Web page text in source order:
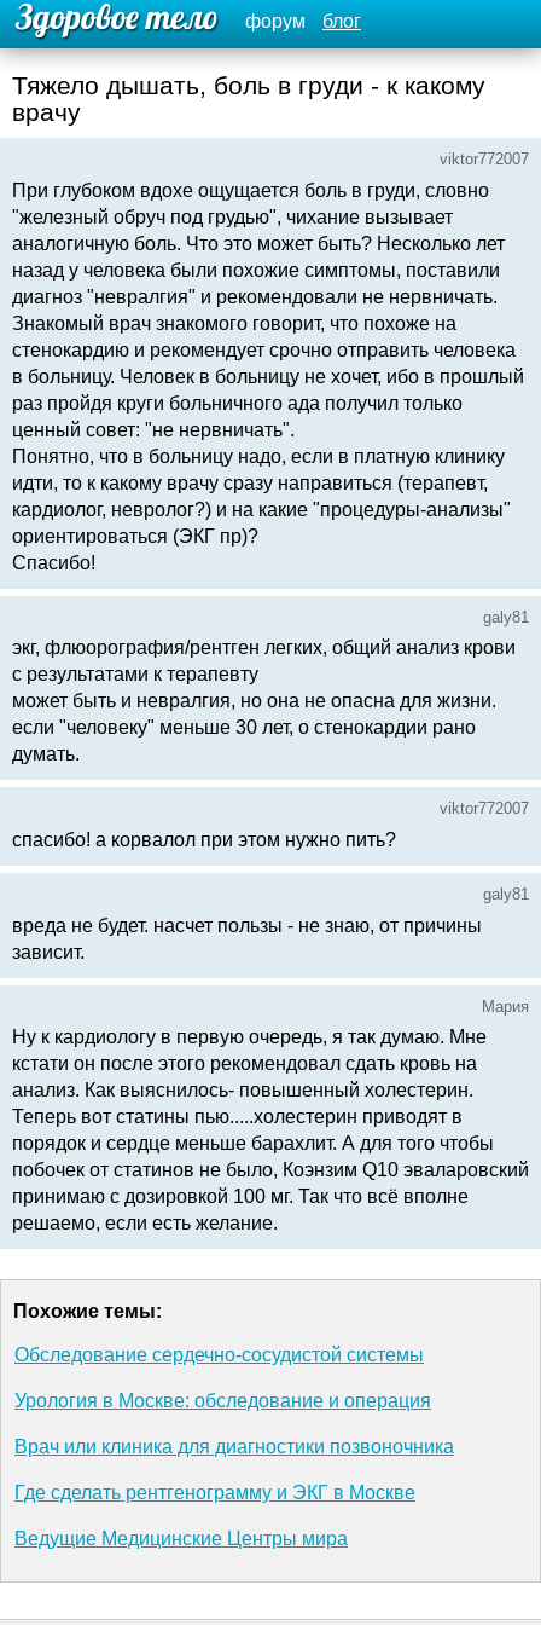
форум блог
Тяжело дышать, боль в груди - к какому
врачу
viktor772007
При глубоком вдохе ощущается боль в груди, словно
"железный обруч под грудью", чихание вызывает
аналогичную боль. Что это может быть? Несколько лет
назад у человека были похожие симптомы, поставили
диагноз "невралгия" и рекомендовали не нервничать.
Знакомый врач знакомого говорит, что похоже на
стенокардию и рекомендует срочно отправить человека
в больницу. Человек в больницу не хочет, ибо в прошлый
раз пройдя круги больничного ада получил только
ценный совет: "не нервничать".
Понятно, что в больницу надо, если в платную клинику
идти, то к какому врачу сразу направиться (терапевт,
кардиолог, невролог?) и на какие "процедуры-анализы"
ориентироваться (ЭКГ пр)?
Спасибо!
galy81
экг, флюорография/рентген легких, общий анализ крови
с результатами к терапевту
может быть и невралгия, но она не опасна для жизни.
если "человеку" меньше 30 лет, о стенокардии рано
думать.
viktor772007
спасибо! а корвалол при этом нужно пить?
galy81
вреда не будет. насчет пользы - не знаю, от причины
зависит.
Мария
Ну к кардиологу в первую очередь, я так думаю. Мне
кстати он после этого рекомендовал сдать кровь на
анализ. Как выяснилось- повышенный холестерин.
Теперь вот статины пью.....холестерин приводят в
порядок и сердце меньше барахлит. А для того чтобы
побочек от статинов не было, Коэнзим Q10 эваларовский
принимаю с дозировкой 100 мг. Так что всё вполне
решаемо, если есть желание.
Похожие темы:
Обследование сердечно-сосудистой системы
Урология в Москве: обследование и операция
Врач или клиника для диагностики позвоночника
Где сделать рентгенограмму и ЭКГ в Москве
Ведущие Медицинские Центры мира